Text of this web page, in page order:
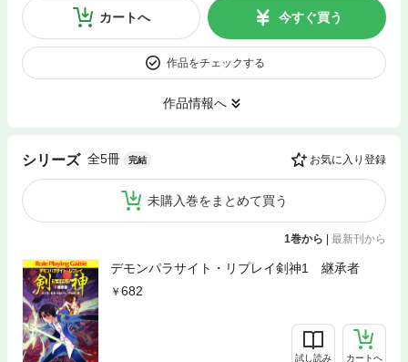
カートへ 今すぐ買う
作品をチェックする
作品情報へ
シリーズ 全5冊 完結 お気に入り登録
未購入巻をまとめて買う
1巻から | 最新刊から
デモンパラサイト・リプレイ剣神1 継承者
682
試し読み カートへ